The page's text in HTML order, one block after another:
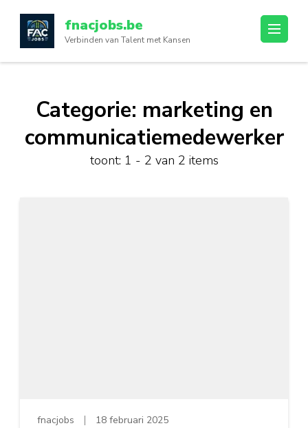
inhoud
(druk
fnacjobs.be
Verbinden van Talent met Kansen
Categorie: marketing en
communicatiemedewerker
toont: 1 - 2 van 2 items
fnacjobs 18 februari 2025